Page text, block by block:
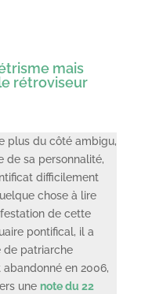
mais
rétroviseur
plus du côté ambigu,
de sa personnalité,
difficilement
chose à lire
de cette
pontifical, il a
de patriarche
abandonné en 2006,
une note du 22